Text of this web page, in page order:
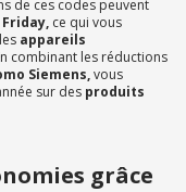
de ces codes peuvent
ce qui vous
appareils
combinant les réductions
Siemens,vous
sur des produits
grâce